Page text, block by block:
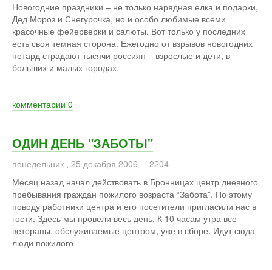
Новогодние праздники – не только нарядная елка и подарки,
Дед Мороз и Снегурочка, но и особо любимые всеми
красочные фейерверки и салюты. Вот только у последних
есть своя темная сторона. Ежегодно от взрывов новогодних
петард страдают тысячи россиян – взрослые и дети, в
больших и малых городах.
комментарии 0
ОДИН ДЕНЬ "ЗАБОТЫ"
понедельник , 25 декабря 2006
2204
Месяц назад начал действовать в Бронницах центр дневного
пребывания граждан пожилого возраста “Забота”. По этому
поводу работники центра и его посетители пригласили нас в
гости. Здесь мы провели весь день. К 10 часам утра все
ветераны, обслуживаемые центром, уже в сборе. Идут сюда
люди пожилого